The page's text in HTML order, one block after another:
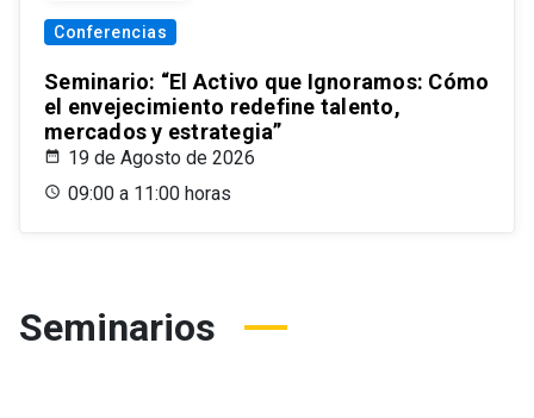
Conferencias
Seminario: “El Activo que Ignoramos: Cómo
el envejecimiento redefine talento,
mercados y estrategia”
19 de Agosto de 2026
09:00 a 11:00 horas
Seminarios